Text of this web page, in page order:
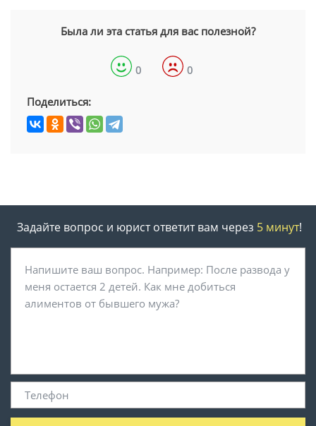
Была ли эта статья для вас полезной?
0 0
Поделиться:
Задайте вопрос и юрист ответит вам через 5 минут!